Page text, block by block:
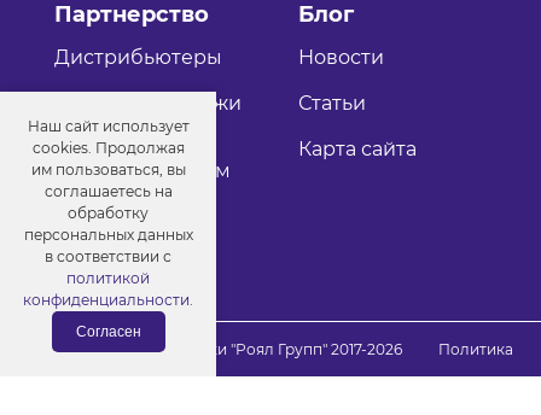
Партнерство
Дистрибьютеры
Оптовые продажи
Как стать
дистрибьютером
Блог
Новости
Статьи
Карта сайта
© Порошковые краски "Роял Групп" 2017-2026
Политика
конфиденциальности
Наш сайт использует
cookies. Продолжая
им пользоваться, вы
соглашаетесь на
обработку
персональных данных
в соответствии с
политикой
конфиденциальности.
Согласен